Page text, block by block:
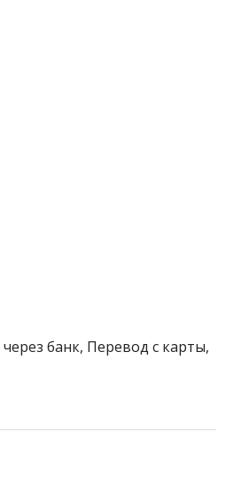
банк, Перевод с карты,